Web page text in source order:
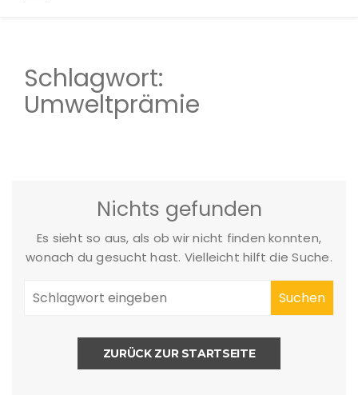
Schlagwort:
Umweltprämie
Nichts gefunden
Es sieht so aus, als ob wir nicht finden konnten,
wonach du gesucht hast. Vielleicht hilft die Suche.
ZURÜCK ZUR STARTSEITE